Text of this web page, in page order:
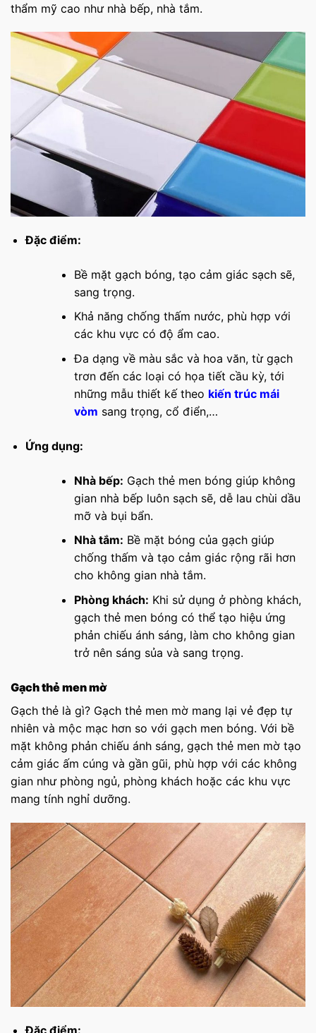
thẩm mỹ cao như nhà bếp, nhà tắm.
Đặc điểm:
Bề mặt gạch bóng, tạo cảm giác sạch sẽ,
sang trọng.
Khả năng chống thấm nước, phù hợp với
các khu vực có độ ẩm cao.
Đa dạng về màu sắc và hoa văn, từ gạch
trơn đến các loại có họa tiết cầu kỳ, tới
những mẫu thiết kế theo kiến trúc mái
vòm sang trọng, cổ điển,…
Ứng dụng:
Nhà bếp: Gạch thẻ men bóng giúp không
gian nhà bếp luôn sạch sẽ, dễ lau chùi dầu
mỡ và bụi bẩn.
Nhà tắm: Bề mặt bóng của gạch giúp
chống thấm và tạo cảm giác rộng rãi hơn
cho không gian nhà tắm.
Phòng khách: Khi sử dụng ở phòng khách,
gạch thẻ men bóng có thể tạo hiệu ứng
phản chiếu ánh sáng, làm cho không gian
trở nên sáng sủa và sang trọng.
Gạch thẻ men mờ
Gạch thẻ là gì? Gạch thẻ men mờ mang lại vẻ đẹp tự
nhiên và mộc mạc hơn so với gạch men bóng. Với bề
mặt không phản chiếu ánh sáng, gạch thẻ men mờ tạo
cảm giác ấm cúng và gần gũi, phù hợp với các không
gian như phòng ngủ, phòng khách hoặc các khu vực
mang tính nghỉ dưỡng.
Đặc điểm: